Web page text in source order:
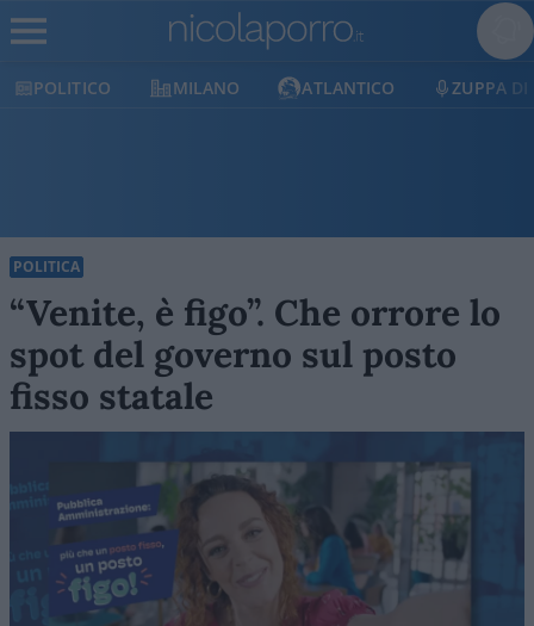
POLITICO MILANO ATLANTICO ZUPPA DI
POLITICA
“Venite, è figo”. Che orrore lo
spot del governo sul posto
fisso statale